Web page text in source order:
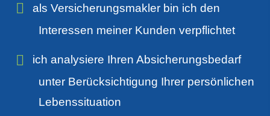
als Ver­sicherungs­makler bin ich den
Interessen meiner Kunden verpflichtet
ich analysiere Ihren Absicherungsbedarf
unter Berücksichtigung Ihrer persönlichen
Lebenssituation